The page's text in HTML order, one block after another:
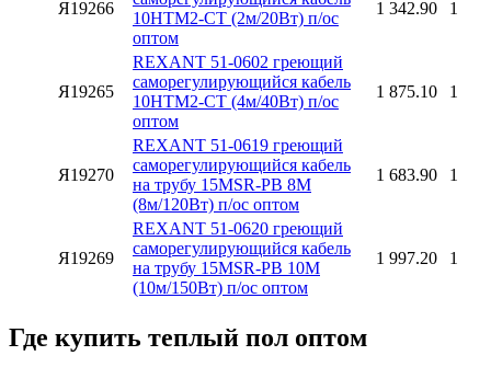
Я19266
10HTM2-CT (2м/20Вт) п/ос
оптом
1 342.90 1
Я19265
REXANT 51-0602 греющий
саморегулирующийся кабель
10HTM2-CT (4м/40Вт) п/ос
оптом
1 875.10 1
Я19270
REXANT 51-0619 греющий
саморегулирующийся кабель
на трубу 15MSR-PB 8M
(8м/120Вт) п/ос оптом
1 683.90 1
Я19269
REXANT 51-0620 греющий
саморегулирующийся кабель
на трубу 15MSR-PB 10M
(10м/150Вт) п/ос оптом
1 997.20 1
Где купить теплый пол оптом